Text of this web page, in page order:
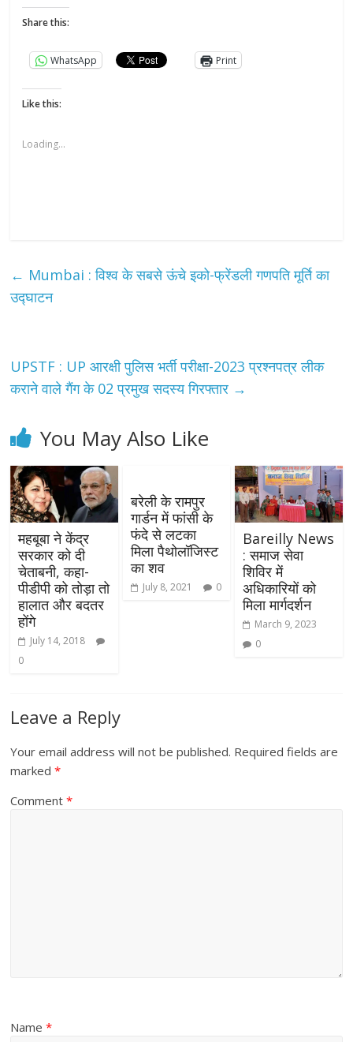
Share this:
WhatsApp Print
Like this:
Loading...
← Mumbai : विश्व के सबसे ऊंचे इको-फ्रेंडली गणपति मूर्ति का
उद्घाटन
UPSTF : UP आरक्षी पुलिस भर्ती परीक्षा-2023 प्रश्नपत्र लीक
कराने वाले गैंग के 02 प्रमुख सदस्य गिरफ्तार →
You May Also Like
महबूबा ने केंद्र
सरकार को दी
चेताबनी, कहा-
पीडीपी को तोड़ा तो
हालात और बदतर
होंगे
July 14, 2018
0
बरेली के रामपुर
गार्डन में फांसी के
फंदे से लटका
मिला पैथोलॉजिस्ट
का शव
July 8, 2021 0
Bareilly News
: समाज सेवा
शिविर में
अधिकारियों को
मिला मार्गदर्शन
March 9, 2023
0
Leave a Reply
Your email address will not be published. Required fields are
marked*
Comment*
Name*